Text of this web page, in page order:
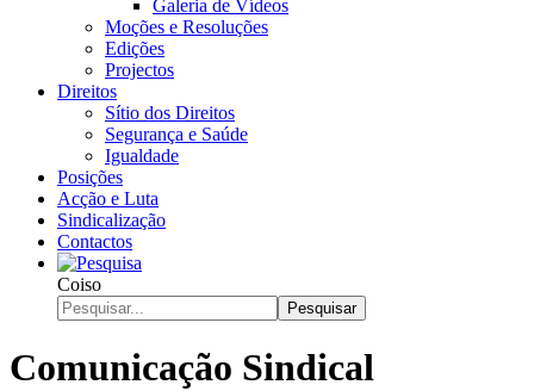
Galeria de Vídeos
Moções e Resoluções
Edições
Projectos
Direitos
Sítio dos Direitos
Segurança e Saúde
Igualdade
Posições
Acção e Luta
Sindicalização
Contactos
Coiso
Pesquisar
Comunicação Sindical